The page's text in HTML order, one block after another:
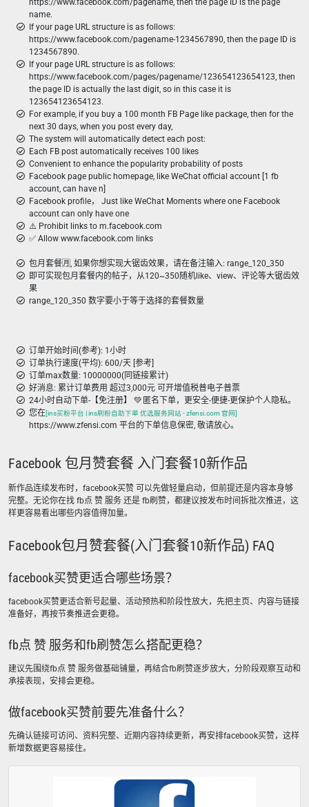
https://www.facebook.com/pagename, then the page ID is the page
name.
If your page URL structure is as follows:
https://www.facebook.com/pagename-1234567890, then the page ID is
1234567890.
If your page URL structure is as follows:
https://www.facebook.com/pages/pagename/123654123654123, then
the page ID is actually the last digit, so in this case it is
123654123654123.
For example, if you buy a 100 month FB Page like package, then for the
next 30 days, when you post every day,
The system will automatically detect each post:
Each FB post automatically receives 100 likes
Convenient to enhance the popularity probability of posts
Facebook page public homepage, like WeChat official account [1 fb
account, can have n]
Facebook profile， Just like WeChat Moments where one Facebook
account can only have one
⚠️ Prohibit links to m.facebook.com
✅ Allow www.facebook.com links
包月套餐🈷️, 如果你想实现大锯齿效果，请在备注输入: range_120_350
即可实现包月套餐内的帖子，从120~350随机like、view、评论等大锯齿效
果
range_120_350 数字要小于等于选择的套餐数量
订单开始时间(参考): 1小时
订单执行速度(平均): 600/天 [参考]
订单max数量: 10000000(同链接累计)
好消息: 累计订单费用 超过3,000元 可开增值税普电子普票
24小时自动下单-【免注册】 💚 匿名下单，更安全-便捷-更保护个人隐私。
您在[ins买粉平台 | ins刷粉自助下单 优选服务网站 - zfensi.com 官网]
https://www.zfensi.com 平台的下单信息保密, 敬请放心。
Facebook 包月赞套餐 入门套餐10新作品
新作品连续发布时，facebook买赞 可以先做轻量启动，但前提还是内容本身够
完整。无论你在找 fb点 赞 服务 还是 fb刷赞，都建议按发布时间拆批次推进，这
样更容易看出哪些内容值得加量。
Facebook包月赞套餐(入门套餐10新作品) FAQ
facebook买赞更适合哪些场景？
facebook买赞更适合新号起量、活动预热和阶段性放大，先把主页、内容与链接
准备好，再按节奏推进会更稳。
fb点 赞 服务和fb刷赞怎么搭配更稳？
建议先围绕fb点 赞 服务做基础铺量，再结合fb刷赞逐步放大，分阶段观察互动和
承接表现，安排会更稳。
做facebook买赞前要先准备什么？
先确认链接可访问、资料完整、近期内容持续更新，再安排facebook买赞，这样
新增数据更容易接住。